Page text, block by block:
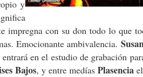
y
impregna con su don todo lo que
Emocionante ambivalencia.
en el estudio de grabación
Bajos, y entre medías Plasencia el